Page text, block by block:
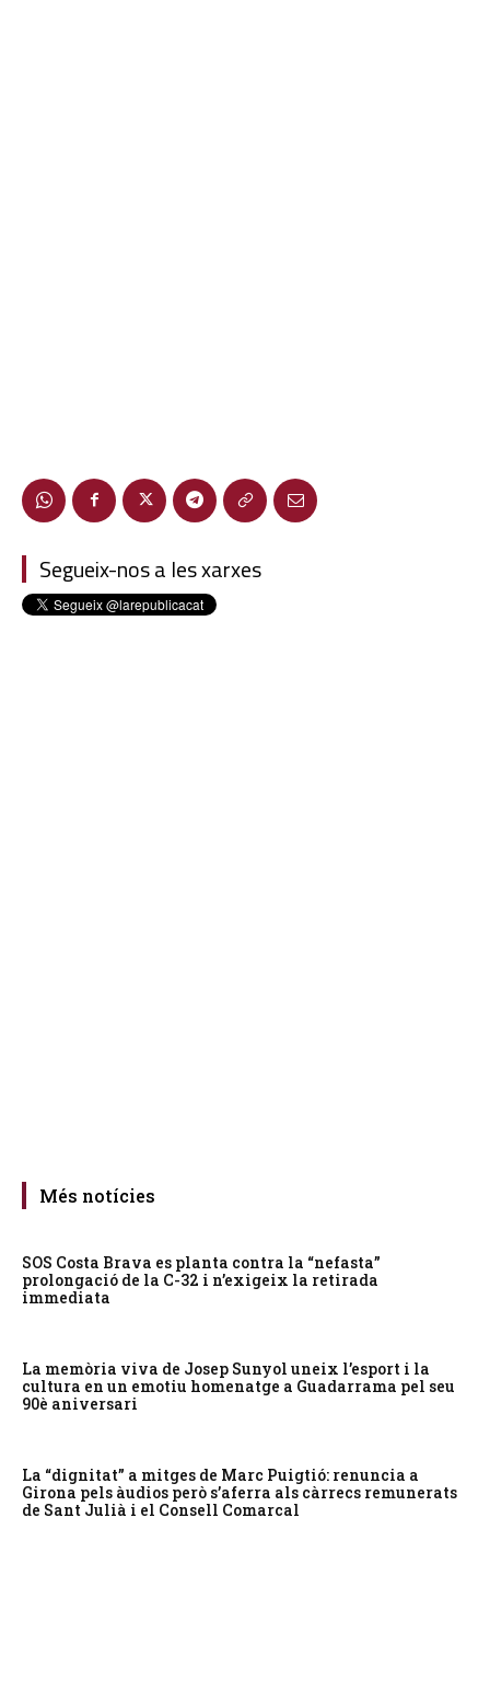
Segueix-nos a les xarxes
Més notícies
SOS Costa Brava es planta contra la “nefasta”
prolongació de la C-32 i n’exigeix la retirada
immediata
La memòria viva de Josep Sunyol uneix l’esport i la
cultura en un emotiu homenatge a Guadarrama pel seu
90è aniversari
La “dignitat” a mitges de Marc Puigtió: renuncia a
Girona pels àudios però s’aferra als càrrecs remunerats
de Sant Julià i el Consell Comarcal